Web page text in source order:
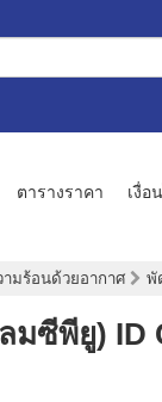
ตารางราคา เงื่อ
ามร้อนด้วยอากาศ พั
มซีพียู) ID